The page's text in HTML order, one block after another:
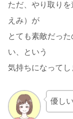
ただ、やり取り
えみ）が
とても素敵だっ
い、という
気持ちになってし
優し